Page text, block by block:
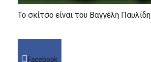
Το σκίτσο είναι του Βαγγέλη Παυλίδη
Facebook